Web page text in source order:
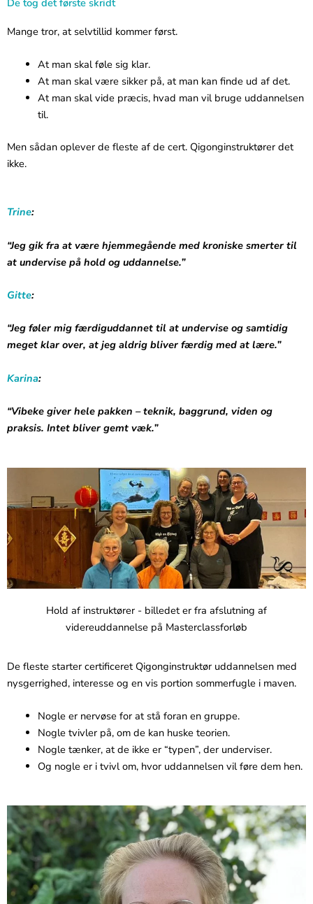
Mange tror, at selvtillid kommer først.
At man skal føle sig klar.
At man skal være sikker på, at man kan finde ud af det.
At man skal vide præcis, hvad man vil bruge uddannelsen
til.
Men sådan oplever de fleste af de cert. Qigonginstruktører det
ikke.
Trine:
“Jeg gik fra at være hjemmegående med kroniske smerter til
at undervise på hold og uddannelse.”
Gitte:
“Jeg føler mig færdiguddannet til at undervise og samtidig
meget klar over, at jeg aldrig bliver færdig med at lære.”
Karina:
“Vibeke giver hele pakken – teknik, baggrund, viden og
praksis. Intet bliver gemt væk.”
Hold af instruktører - billedet er fra afslutning af
videreuddannelse på Masterclassforløb
De fleste starter certificeret Qigonginstruktør uddannelsen med
nysgerrighed, interesse og en vis portion sommerfugle i maven.
Nogle er nervøse for at stå foran en gruppe.
Nogle tvivler på, om de kan huske teorien.
Nogle tænker, at de ikke er “typen”, der underviser.
Og nogle er i tvivl om, hvor uddannelsen vil føre dem hen.